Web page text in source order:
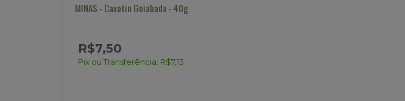
MINAS - Caxotin Goiabada - 40g
R$7,50
Pix ou Transferência: R$7,13